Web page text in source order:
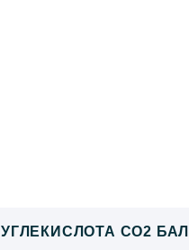
УГЛЕКИСЛОТА CO2